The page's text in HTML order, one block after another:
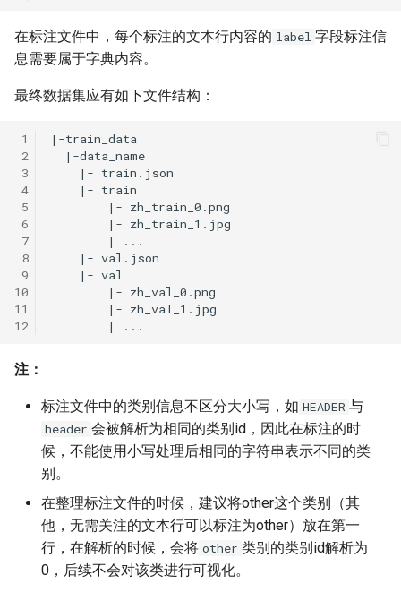
在标注文件中，每个标注的文本行内容的 label 字段标注信
息需要属于字典内容。
最终数据集应有如下文件结构：
1
2
3
4
5
6
7
8
9
10
11
12
注：
标注文件中的类别信息不区分大小写，如 HEADER 与
header 会被解析为相同的类别id，因此在标注的时
候，不能使用小写处理后相同的字符串表示不同的类
别。
在整理标注文件的时候，建议将other这个类别（其
他，无需关注的文本行可以标注为other）放在第一
行，在解析的时候，会将 other 类别的类别id解析为
0，后续不会对该类进行可视化。